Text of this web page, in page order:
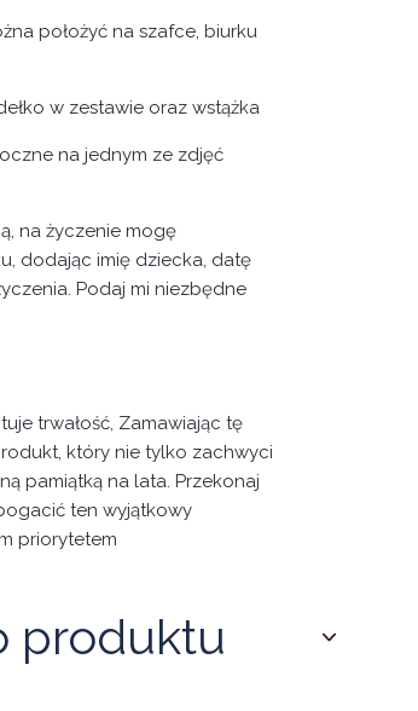
położyć na szafce, biurku
w zestawie oraz wstążka
na jednym ze zdjęć
na życzenie mogę
dodając imię dziecka, datę
Podaj mi niezbędne
trwałość, Zamawiając tę
który nie tylko zachwyci
pamiątką na lata. Przekonaj
ten wyjątkowy
priorytetem
produktu